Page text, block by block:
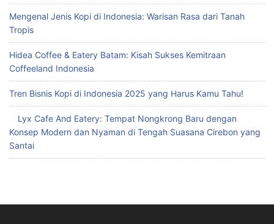
Mengenal Jenis Kopi di Indonesia: Warisan Rasa dari Tanah
Tropis
Hidea Coffee & Eatery Batam: Kisah Sukses Kemitraan
Coffeeland Indonesia
Tren Bisnis Kopi di Indonesia 2025 yang Harus Kamu Tahu!
Lyx Cafe And Eatery: Tempat Nongkrong Baru dengan
Konsep Modern dan Nyaman di Tengah Suasana Cirebon yang
Santai